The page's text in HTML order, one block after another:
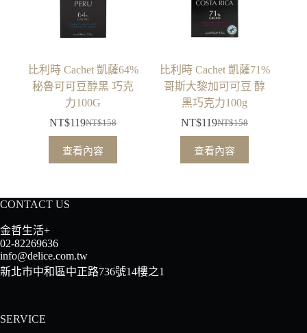
比利時 Cachet 凱薩64%
秘魯可可豆醇黑 巧克
力100G
NT$158
始
價
NT$158。
NT$119
前
價
NT$119。
查看內容
比利時 Cachet 凱薩71%
哥斯大黎加可可豆 醇
黑巧克力100g
NT$158
始
價
NT$158。
NT$119
前
價
NT$119。
查看內容
CONTACT US
金哲生活+
02-82269636
info@delice.com.tw
新北市中和區中正路736號14樓之1
SERVICE